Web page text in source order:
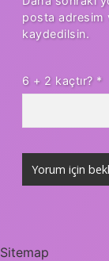
posta adresim
kaydedilsin.
6 + 2 kaçtır? *
Sitemap